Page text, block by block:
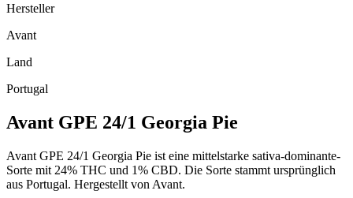
Hersteller
Avant
Land
Portugal
Avant GPE 24/1 Georgia Pie
Avant GPE 24/1 Georgia Pie ist eine mittelstarke sativa-dominante-
Sorte mit 24% THC und 1% CBD. Die Sorte stammt ursprünglich
aus Portugal. Hergestellt von Avant.